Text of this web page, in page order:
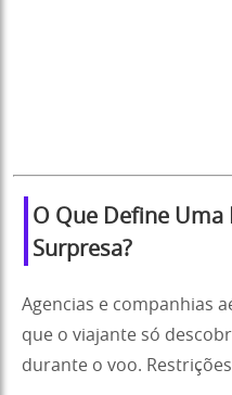
O Que Define Uma
Surpresa?
Agencias e companhias
que o viajante só
durante o voo.